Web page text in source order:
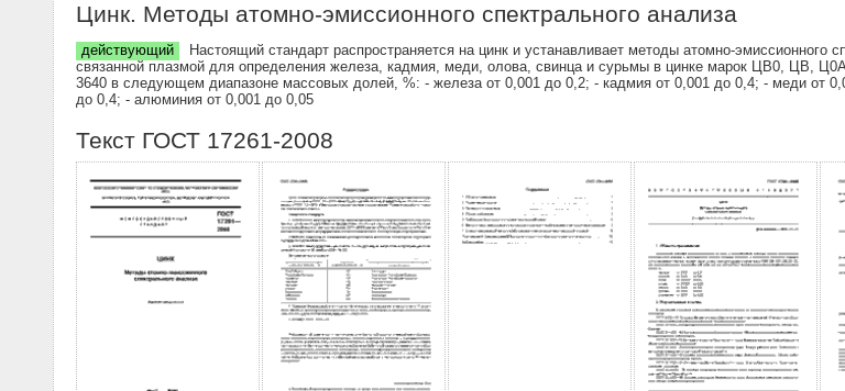
Цинк. Методы атомно-эмиссионного спектрального анализа
действующий
Настоящий стандарт распространяется на цинк и устанавливает методы атомно-эмиссионного
связанной плазмой для определения железа, кадмия, меди, олова, свинца и сурьмы в цинке марок ЦВ0,
3640 в следующем диапазоне массовых долей, %: - железа от 0,001 до 0,2; - кадмия от 0,001 до 0,4; - меди от
до 0,4; - алюминия от 0,001 до 0,05
Текст ГОСТ 17261-2008